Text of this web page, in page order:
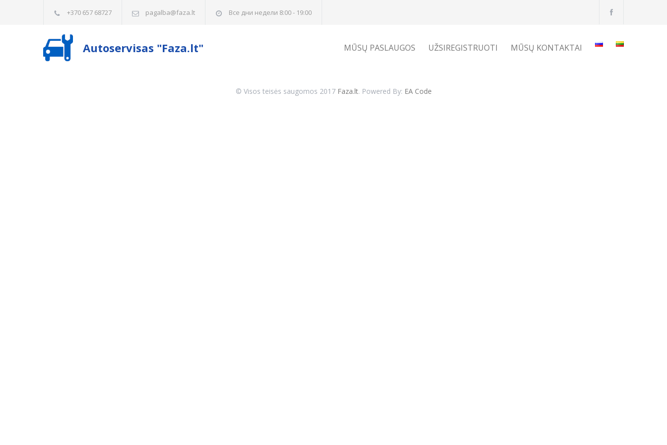
+370 657 68727 pagalba@faza.lt Все дни недели 8:00 - 19:00
Autoservisas "Faza.lt" MŪSŲ PASLAUGOS UŽSIREGISTRUOTI MŪSŲ KONTAKTAI
© Visos teisės saugomos 2017 Faza.lt. Powered By: EA Code